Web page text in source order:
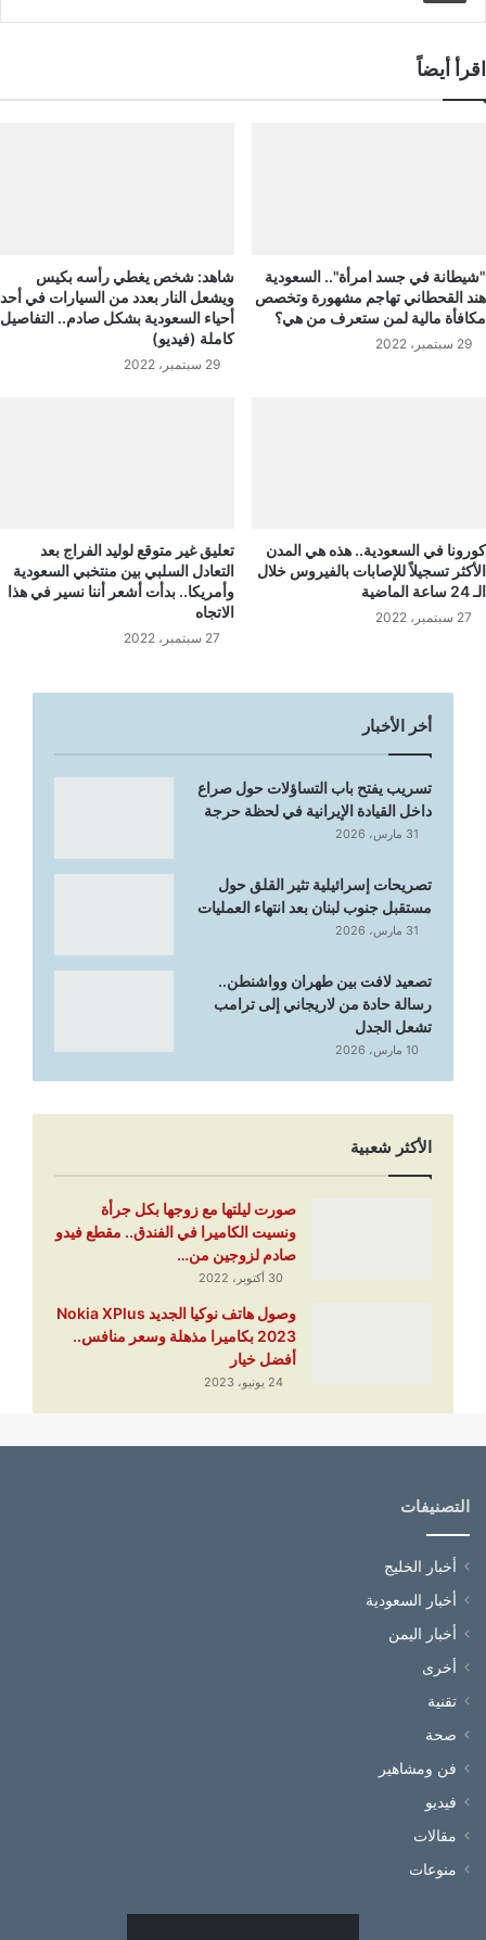
اقرأ أيضاً
"شيطانة في جسد امرأة".. السعودية
هند القحطاني تهاجم مشهورة وتخصص
مكافأة مالية لمن ستعرف من هي؟
29 سبتمبر، 2022
شاهد: شخص يغطي رأسه بكيس
ويشعل النار بعدد من السيارات في أحد
أحياء السعودية بشكل صادم.. التفاصيل
كاملة (فيديو)
29 سبتمبر، 2022
كورونا في السعودية.. هذه هي المدن
الأكثر تسجيلاً للإصابات بالفيروس خلال
الـ 24 ساعة الماضية
27 سبتمبر، 2022
تعليق غير متوقع لوليد الفراج بعد
التعادل السلبي بين منتخبي السعودية
وأمريكا.. بدأت أشعر أننا نسير في هذا
الاتجاه
27 سبتمبر، 2022
أخر الأخبار
تسريب يفتح باب التساؤلات حول صراع
داخل القيادة الإيرانية في لحظة حرجة
31 مارس، 2026
تصريحات إسرائيلية تثير القلق حول
مستقبل جنوب لبنان بعد انتهاء العمليات
31 مارس، 2026
تصعيد لافت بين طهران وواشنطن..
رسالة حادة من لاريجاني إلى ترامب
تشعل الجدل
10 مارس، 2026
الأكثر شعبية
صورت ليلتها مع زوجها بكل جرأة
ونسيت الكاميرا في الفندق.. مقطع فيدو
صادم لزوجين من…
30 أكتوبر، 2022
وصول هاتف نوكيا الجديد Nokia XPlus
2023 بكاميرا مذهلة وسعر منافس..
أفضل خيار
24 يونيو، 2023
التصنيفات
أخبار الخليج
أخبار السعودية
أخبار اليمن
أخرى
تقنية
صحة
فن ومشاهير
فيديو
مقالات
منوعات